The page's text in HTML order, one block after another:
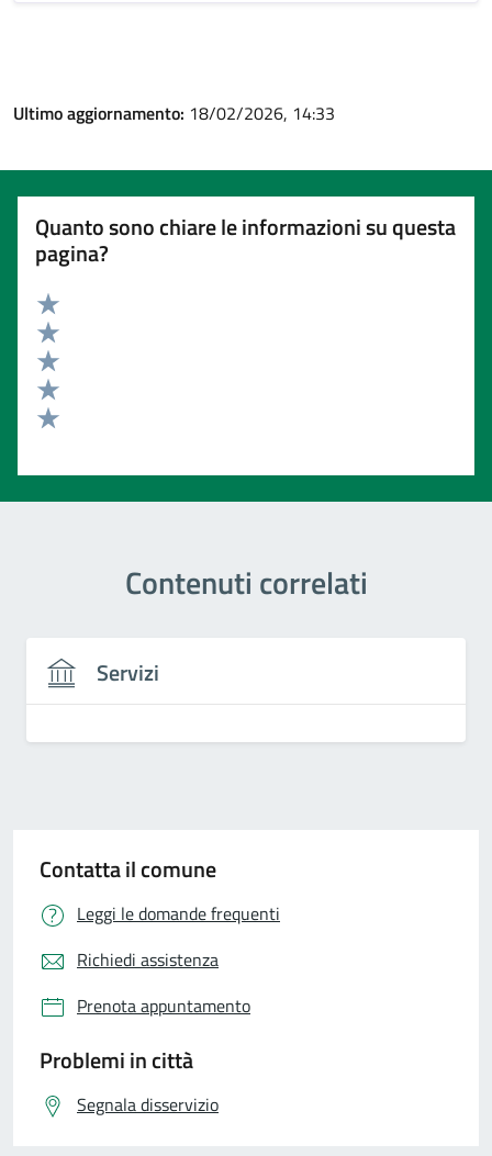
Ultimo aggiornamento: 18/02/2026, 14:33
Quanto sono chiare le informazioni su questa
pagina?
Valuta 5 stelle su 5
Valuta 4 stelle su 5
Valuta 3 stelle su 5
Valuta 2 stelle su 5
Contenuti correlati
Servizi
Contatta il comune
Leggi le domande frequenti
Richiedi assistenza
Prenota appuntamento
Problemi in città
Segnala disservizio